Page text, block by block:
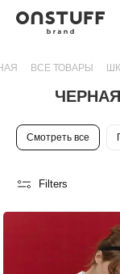
ЧЕРНАЯ
ОДЕЖДА
ШКОЛЫ
|
—
ДЕТСКОЙ
ВСЕ ТОВАРЫ
Смотреть все
Filters